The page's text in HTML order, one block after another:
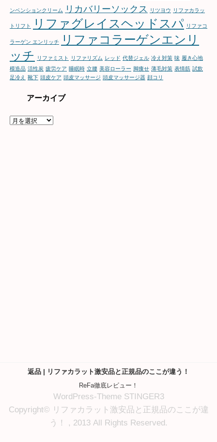
ンベンションクリーム リカバリーソックス リツヨウ リファカラッ
トリフト リファグレイスヘッドスパ リファコ
ラーゲン エンリッチ
リファコラーゲンエンリ
ッチ
リファミスト リファリズム レッド 代替ジェル 冷え対策 味 履き心地
模造品 活性炭 疲労ケア 睡眠時 立腰 美容ローラー 脚痩せ 薄毛対策 表情筋 試飲
足冷え 靴下 頭皮ケア 頭皮マッサージ 頭皮マッサージ器 顔コリ
アーカイブ
ア
返品 | リファカラット激安品と正規品のここが違う！
ReFa徹底レビュー！
WordPress-Theme STINGER3
Copyright© リファカラット激安品と正規品のここが違
う！ , 2013 All Rights Reserved.